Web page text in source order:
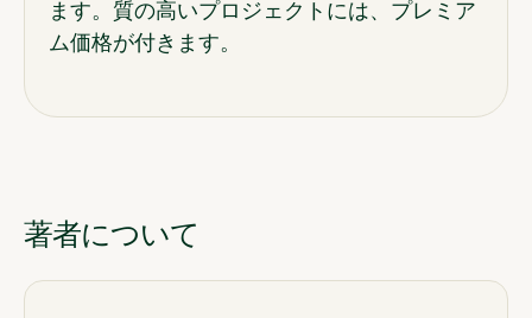
ます。質の高いプロジェクトには、プレミア
ム価格が付きます。
著者について